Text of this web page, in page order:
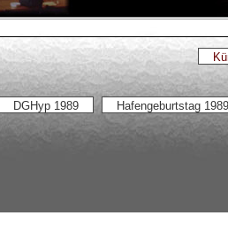
DGHyp 1989 Hafengeburtstag